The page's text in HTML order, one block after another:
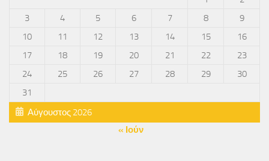
Αύγουστος 2026
3
4 5 6 7 8
9
10
11 12 13 14 15
16
17
18 19 20 21 22
23
24
25 26 27 28 29
30
31
« Ιούν